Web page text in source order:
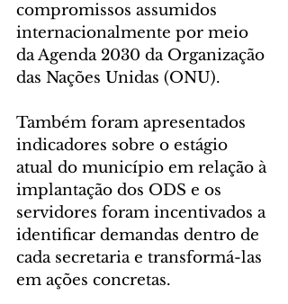
compromissos assumidos
internacionalmente por meio
da Agenda 2030 da Organização
das Nações Unidas (ONU).
Também foram apresentados
indicadores sobre o estágio
atual do município em relação à
implantação dos ODS e os
servidores foram incentivados a
identificar demandas dentro de
cada secretaria e transformá-las
em ações concretas.